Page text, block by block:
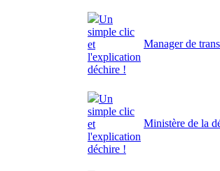
Un
simple clic
et
l'explication
déchire !
Manager de
Un
simple clic
et
l'explication
déchire !
Ministère de la